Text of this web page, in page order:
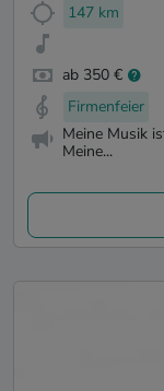
147 km
ab 350 €
Firmenfeier
Meine Musik
Meine...